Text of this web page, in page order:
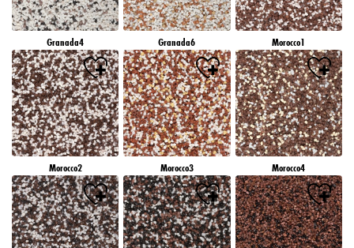
Granada4 Granada6 Morocco1
Morocco2 Morocco3 Morocco4